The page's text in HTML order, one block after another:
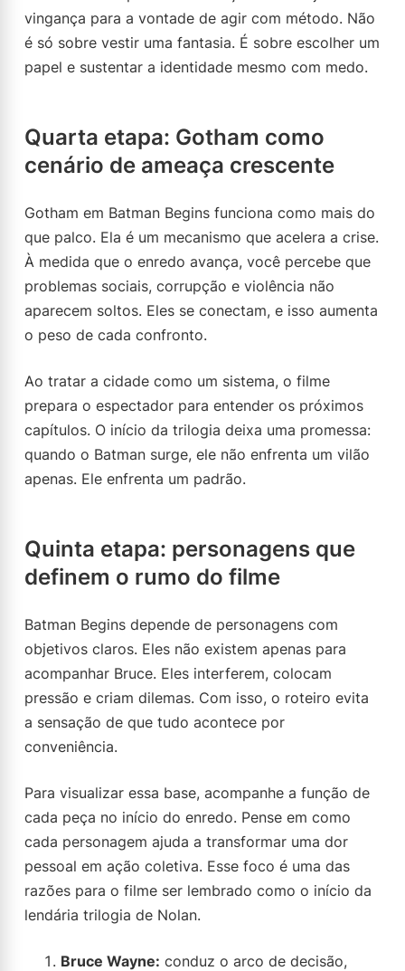
vingança para a vontade de agir com método. Não
é só sobre vestir uma fantasia. É sobre escolher um
papel e sustentar a identidade mesmo com medo.
Quarta etapa: Gotham como
cenário de ameaça crescente
Gotham em Batman Begins funciona como mais do
que palco. Ela é um mecanismo que acelera a crise.
À medida que o enredo avança, você percebe que
problemas sociais, corrupção e violência não
aparecem soltos. Eles se conectam, e isso aumenta
o peso de cada confronto.
Ao tratar a cidade como um sistema, o filme
prepara o espectador para entender os próximos
capítulos. O início da trilogia deixa uma promessa:
quando o Batman surge, ele não enfrenta um vilão
apenas. Ele enfrenta um padrão.
Quinta etapa: personagens que
definem o rumo do filme
Batman Begins depende de personagens com
objetivos claros. Eles não existem apenas para
acompanhar Bruce. Eles interferem, colocam
pressão e criam dilemas. Com isso, o roteiro evita
a sensação de que tudo acontece por
conveniência.
Para visualizar essa base, acompanhe a função de
cada peça no início do enredo. Pense em como
cada personagem ajuda a transformar uma dor
pessoal em ação coletiva. Esse foco é uma das
razões para o filme ser lembrado como o início da
lendária trilogia de Nolan.
Bruce Wayne: conduz o arco de decisão,